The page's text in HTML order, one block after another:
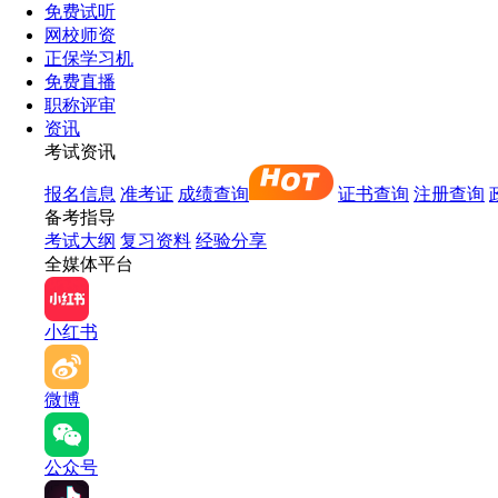
免费试听
网校师资
正保学习机
免费直播
职称评审
资讯
考试资讯
报名信息 准考证 成绩查询 证书查询 注册查询
备考指导
考试大纲 复习资料 经验分享
全媒体平台
小红书
微博
公众号